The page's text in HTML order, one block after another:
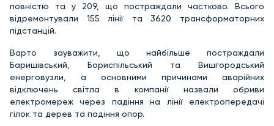
повністю та у 209, що постраждали частково. Всього
відремонтували 155 лінії та 3620 трансформаторних
підстанцій.
Варто зауважити, що найбільше постраждали
Баришівський, Бориспільський та Вишгородський
енерговузли, а основними причинами аварійних
відключень світла в компанії назвали обриви
електромереж через падіння на лінії електропередачі
гілок та дерев та падіння опор.